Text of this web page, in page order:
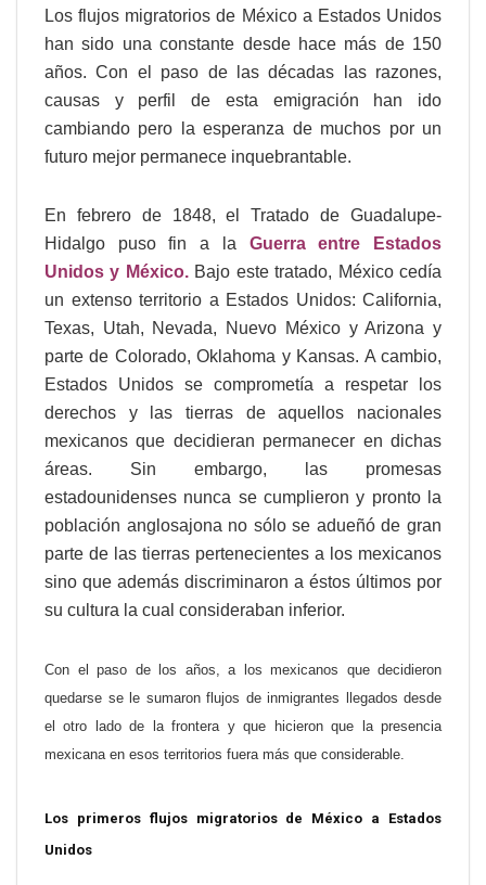
Los flujos migratorios de México a Estados Unidos
han sido una constante desde hace más de 150
años. Con el paso de las décadas las razones,
causas y perfil de esta emigración han ido
cambiando pero la esperanza de muchos por un
futuro mejor permanece inquebrantable.
En febrero de 1848, el Tratado de Guadalupe-
Hidalgo puso fin a la Guerra entre Estados
Unidos y México. Bajo este tratado, México cedía
un extenso territorio a Estados Unidos: California,
Texas, Utah, Nevada, Nuevo México y Arizona y
parte de Colorado, Oklahoma y Kansas. A cambio,
Estados Unidos se comprometía a respetar los
derechos y las tierras de aquellos nacionales
mexicanos que decidieran permanecer en dichas
áreas. Sin embargo, las promesas
estadounidenses nunca se cumplieron y pronto la
población anglosajona no sólo se adueñó de gran
parte de las tierras pertenecientes a los mexicanos
sino que además discriminaron a éstos últimos por
su cultura la cual consideraban inferior.
Con el paso de los años, a los mexicanos que decidieron
quedarse se le sumaron flujos de inmigrantes llegados desde
el otro lado de la frontera y que hicieron que la presencia
mexicana en esos territorios fuera más que considerable.
Los primeros flujos migratorios de México a Estados
Unidos